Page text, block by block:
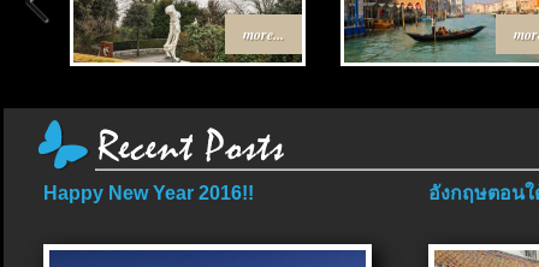
more...
Happy New Year 2016!! อังกฤษตอนใ